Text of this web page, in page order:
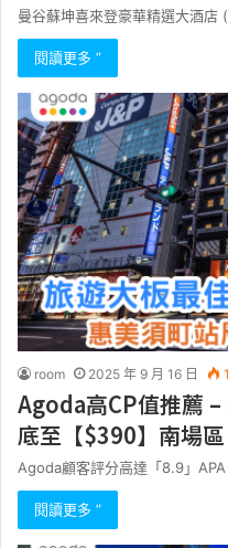
曼谷蘇坤喜來登豪華精選大酒店
閱讀更多 ”
room 2025 年 9 月 16 日
Agoda高CP值推薦
底至【$390】南場
Agoda顧客評分高達「8.9」
閱讀更多 ”